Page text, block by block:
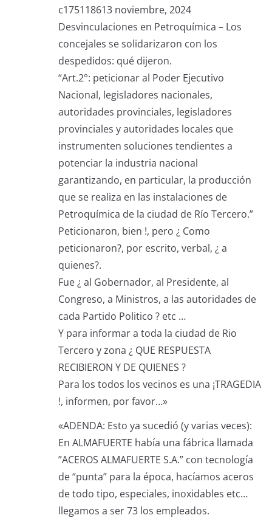
c175118613 noviembre, 2024
Desvinculaciones en Petroquímica – Los
concejales se solidarizaron con los
despedidos: qué dijeron.
“Art.2°: peticionar al Poder Ejecutivo
Nacional, legisladores nacionales,
autoridades provinciales, legisladores
provinciales y autoridades locales que
instrumenten soluciones tendientes a
potenciar la industria nacional
garantizando, en particular, la producción
que se realiza en las instalaciones de
Petroquímica de la ciudad de Río Tercero.”
Peticionaron, bien !, pero ¿ Como
peticionaron?, por escrito, verbal, ¿ a
quienes?.
Fue ¿ al Gobernador, al Presidente, al
Congreso, a Ministros, a las autoridades de
cada Partido Politico ? etc …
Y para informar a toda la ciudad de Rio
Tercero y zona ¿ QUE RESPUESTA
RECIBIERON Y DE QUIENES ?
Para los todos los vecinos es una ¡TRAGEDIA
!, informen, por favor…»
«ADENDA: Esto ya sucedió (y varias veces):
En ALMAFUERTE había una fábrica llamada
”ACEROS ALMAFUERTE S.A.” con tecnología
de “punta” para la época, hacíamos aceros
de todo tipo, especiales, inoxidables etc…
llegamos a ser 73 los empleados.